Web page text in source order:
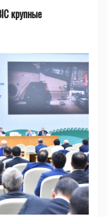
крупные